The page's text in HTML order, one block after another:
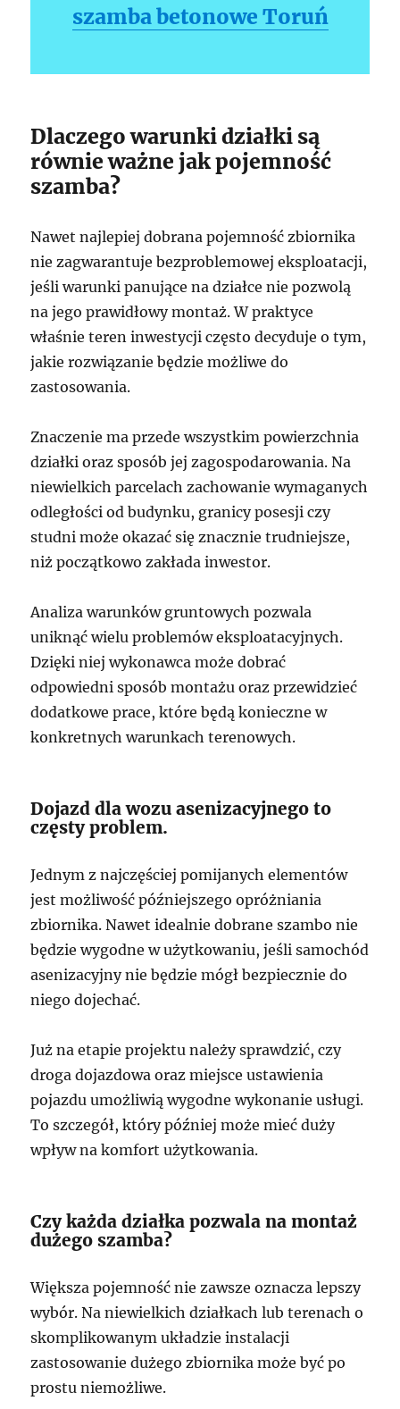
szamba betonowe Toruń
Dlaczego warunki działki są
równie ważne jak pojemność
szamba?
Nawet najlepiej dobrana pojemność zbiornika
nie zagwarantuje bezproblemowej eksploatacji,
jeśli warunki panujące na działce nie pozwolą
na jego prawidłowy montaż. W praktyce
właśnie teren inwestycji często decyduje o tym,
jakie rozwiązanie będzie możliwe do
zastosowania.
Znaczenie ma przede wszystkim powierzchnia
działki oraz sposób jej zagospodarowania. Na
niewielkich parcelach zachowanie wymaganych
odległości od budynku, granicy posesji czy
studni może okazać się znacznie trudniejsze,
niż początkowo zakłada inwestor.
Analiza warunków gruntowych pozwala
uniknąć wielu problemów eksploatacyjnych.
Dzięki niej wykonawca może dobrać
odpowiedni sposób montażu oraz przewidzieć
dodatkowe prace, które będą konieczne w
konkretnych warunkach terenowych.
Dojazd dla wozu asenizacyjnego to
częsty problem.
Jednym z najczęściej pomijanych elementów
jest możliwość późniejszego opróżniania
zbiornika. Nawet idealnie dobrane szambo nie
będzie wygodne w użytkowaniu, jeśli samochód
asenizacyjny nie będzie mógł bezpiecznie do
niego dojechać.
Już na etapie projektu należy sprawdzić, czy
droga dojazdowa oraz miejsce ustawienia
pojazdu umożliwią wygodne wykonanie usługi.
To szczegół, który później może mieć duży
wpływ na komfort użytkowania.
Czy każda działka pozwala na montaż
dużego szamba?
Większa pojemność nie zawsze oznacza lepszy
wybór. Na niewielkich działkach lub terenach o
skomplikowanym układzie instalacji
zastosowanie dużego zbiornika może być po
prostu niemożliwe.